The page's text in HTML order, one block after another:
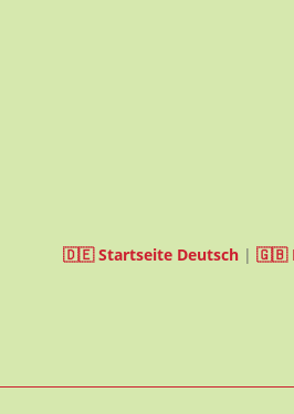
🇩🇪 Startseite Deutsch| 🇬🇧